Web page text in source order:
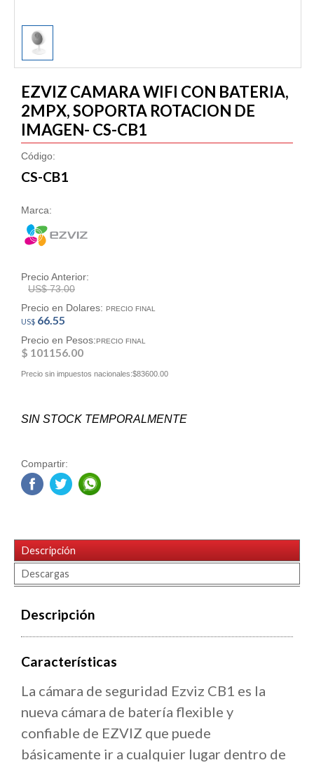
EZVIZ CAMARA WIFI CON BATERIA,
2MPX, SOPORTA ROTACION DE
IMAGEN- CS-CB1
Código:
CS-CB1
Marca:
Precio Anterior:
US$ 73.00
Precio en Dolares: PRECIO FINAL
US$ 66.55
Precio en Pesos:PRECIO FINAL
$ 101156.00
Precio sin impuestos nacionales:$83600.00
SIN STOCK TEMPORALMENTE
Compartir:
Descripción
Descargas
Descripción
Características
La cámara de seguridad Ezviz CB1 es la
nueva cámara de batería flexible y
confiable de EZVIZ que puede
básicamente ir a cualquier lugar dentro de